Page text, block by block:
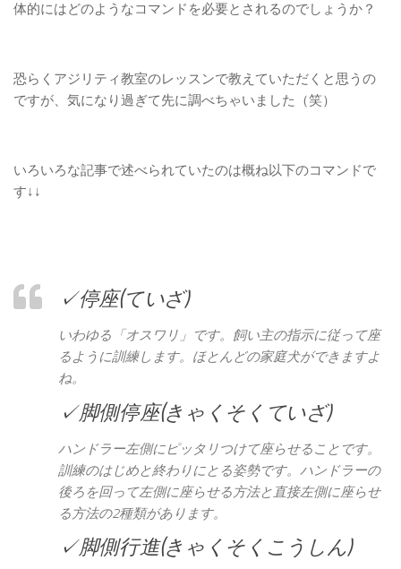
体的にはどのようなコマンドを必要とされるのでしょうか？
恐らくアジリティ教室のレッスンで教えていただくと思うの
ですが、気になり過ぎて先に調べちゃいました（笑）
いろいろな記事で述べられていたのは概ね以下のコマンドで
す↓↓
✓停座(ていざ)
いわゆる「オスワリ」です。飼い主の指示に従って座
るように訓練します。ほとんどの家庭犬ができますよ
ね。
✓脚側停座(きゃくそくていざ)
ハンドラー左側にピッタリつけて座らせることです。
訓練のはじめと終わりにとる姿勢です。ハンドラーの
後ろを回って左側に座らせる方法と直接左側に座らせ
る方法の2種類があります。
✓脚側行進(きゃくそくこうしん)